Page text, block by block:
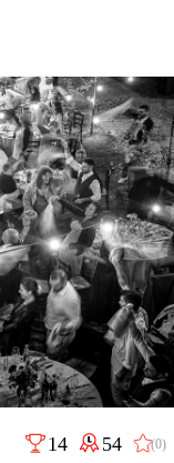
14 54 (0)